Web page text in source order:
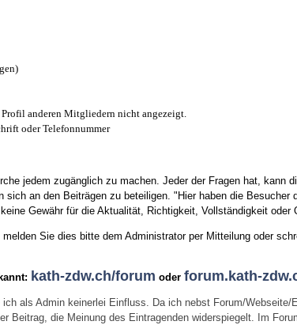
anderen Mitgliedern nicht angezeigt.
oder Telefonnummer
jedem zugänglich zu machen. Jeder der Fragen hat, kann
an den Beiträgen zu beteiligen. "Hier haben die
Gewähr für die Aktualität, Richtigkeit, Vollständigkeit
Sie dies bitte dem Administrator per Mitteilung oder
kath-zdw.ch/forum oderforum.kath-
als Admin keinerlei Einfluss. Da ich nebst Forum/
die Meinung des Eintragenden widerspiegelt. Im